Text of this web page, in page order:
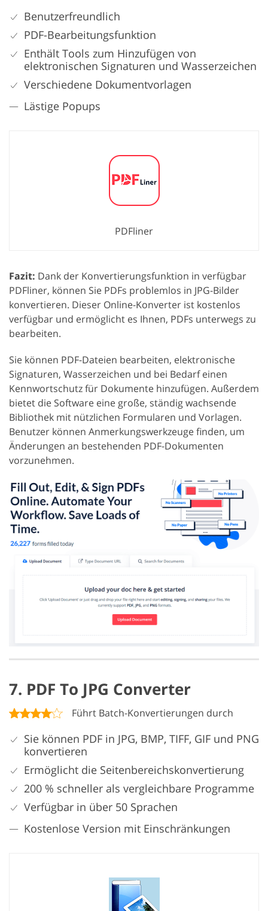
Benutzerfreundlich
PDF-Bearbeitungsfunktion
Enthält Tools zum Hinzufügen von
elektronischen Signaturen und Wasserzeichen
Verschiedene Dokumentvorlagen
Lästige Popups
PDFliner
Fazit: Dank der Konvertierungsfunktion in verfügbar
PDFliner, können Sie PDFs problemlos in JPG-Bilder
konvertieren. Dieser Online-Konverter ist kostenlos
verfügbar und ermöglicht es Ihnen, PDFs unterwegs zu
bearbeiten.
Sie können PDF-Dateien bearbeiten, elektronische
Signaturen, Wasserzeichen und bei Bedarf einen
Kennwortschutz für Dokumente hinzufügen. Außerdem
bietet die Software eine große, ständig wachsende
Bibliothek mit nützlichen Formularen und Vorlagen.
Benutzer können Anmerkungswerkzeuge finden, um
Änderungen an bestehenden PDF-Dokumenten
vorzunehmen.
7. PDF To JPG Converter
Führt Batch-Konvertierungen durch
Sie können PDF in JPG, BMP, TIFF, GIF und PNG
konvertieren
Ermöglicht die Seitenbereichskonvertierung
200 % schneller als vergleichbare Programme
Verfügbar in über 50 Sprachen
Kostenlose Version mit Einschränkungen